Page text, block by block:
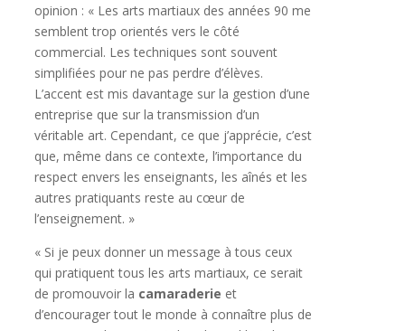
opinion : « Les arts martiaux des années 90 me
semblent trop orientés vers le côté
commercial. Les techniques sont souvent
simplifiées pour ne pas perdre d’élèves.
L’accent est mis davantage sur la gestion d’une
entreprise que sur la transmission d’un
véritable art. Cependant, ce que j’apprécie, c’est
que, même dans ce contexte, l’importance du
respect envers les enseignants, les aînés et les
autres pratiquants reste au cœur de
l’enseignement. »
« Si je peux donner un message à tous ceux
qui pratiquent tous les arts martiaux, ce serait
de promouvoir la camaraderie et
d’encourager tout le monde à connaître plus de